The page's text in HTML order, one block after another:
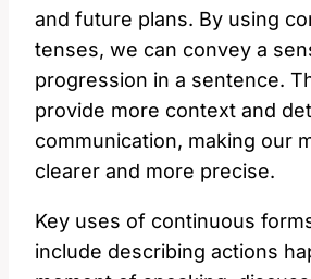
and future plans. By using
tenses, we can convey a
progression in a ‍sentence.
provide more context⁢ and
communication, making our
clearer and ⁢more precise.
Key uses of continuous⁣
include describing actions